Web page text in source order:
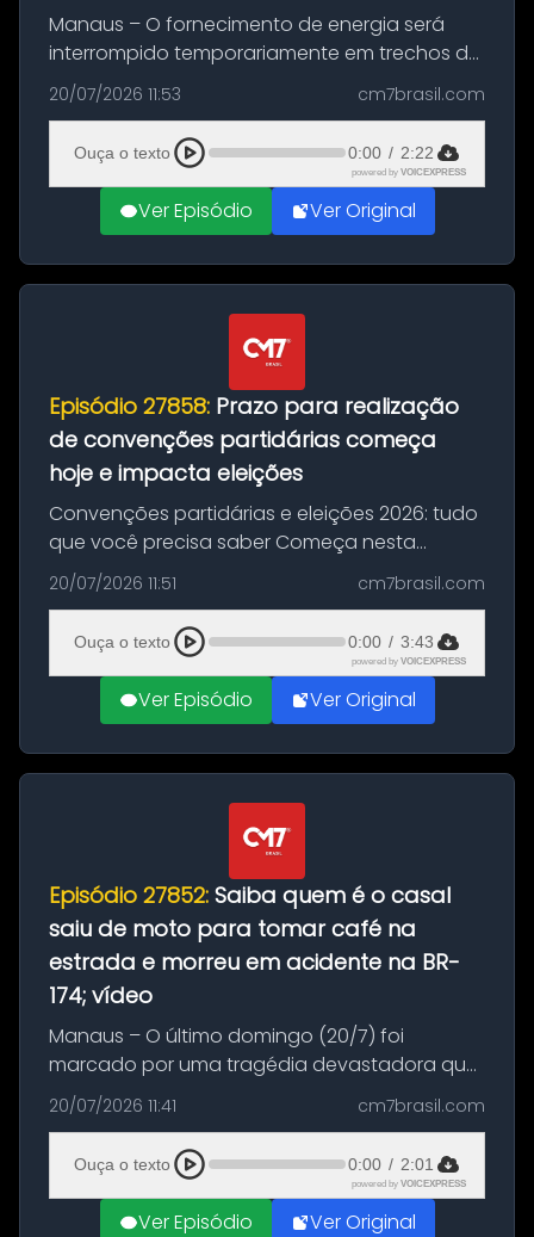
Manaus – O fornecimento de energia será
interrompido temporariamente em trechos de
sete bairros de Manaus nesta terça-feira (21).
A suspensão programada ocorrerá para a
execução de serviços de manuten...
20/07/2026 11:53 cm7brasil.com
Ouça o texto 0:00 / 2:22
powered by VOICEXPRESS
Ver Episódio Ver Original
Episódio 27858: Prazo para realização
de convenções partidárias começa
hoje e impacta eleições
Convenções partidárias e eleições 2026: tudo
que você precisa saber Começa nesta
segunda-feira e vai até 5 de agosto o prazo
para que partidos políticos e federações
partidárias realizem suas convençõ...
20/07/2026 11:51 cm7brasil.com
Ouça o texto 0:00 / 3:43
powered by VOICEXPRESS
Ver Episódio Ver Original
Episódio 27852: Saiba quem é o casal
saiu de moto para tomar café na
estrada e morreu em acidente na BR-
174; vídeo
Manaus – O último domingo (20/7) foi
marcado por uma tragédia devastadora que
resultou na morte precoce de dois jovens na
BR-174, na zona rural de Manaus. Um passeio
com destino a um típico café regio...
20/07/2026 11:41 cm7brasil.com
Ouça o texto 0:00 / 2:01
powered by VOICEXPRESS
Ver Episódio Ver Original